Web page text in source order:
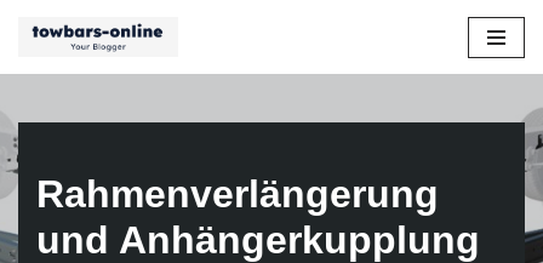
springen
Rahmenverlängerung
und Anhängerkupplung